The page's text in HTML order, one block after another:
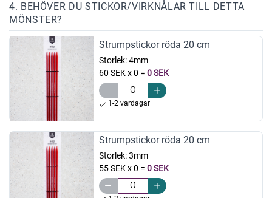
4. BEHÖVER DU STICKOR/VIRKNÅLAR TILL DETTA
MÖNSTER?
Strumpstickor röda 20 cm
Storlek:4mm
60 SEK x 0 = 0 SEK
1-2 vardagar
Strumpstickor röda 20 cm
Storlek:3mm
55 SEK x 0 = 0 SEK